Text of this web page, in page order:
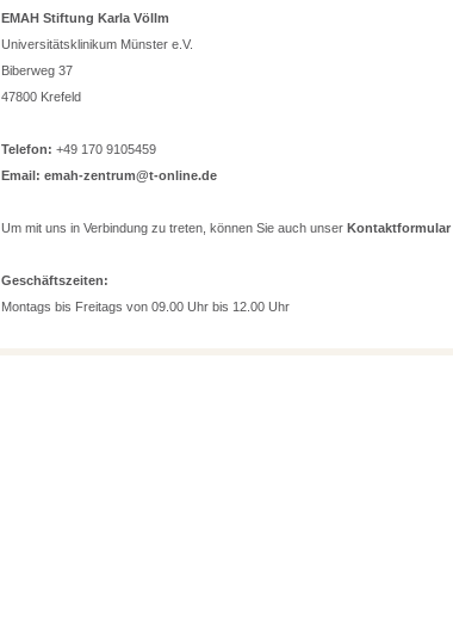
EMAH Stiftung Karla Völlm
Universitätsklinikum Münster e.V.
Biberweg 37
47800 Krefeld
Telefon: +49 170 9105459
Email: emah-zentrum@t-online.de
Um mit uns in Verbindung zu treten, können Sie auch unser Kontaktformular
Geschäftszeiten:
Montags bis Freitags von 09.00 Uhr bis 12.00 Uhr